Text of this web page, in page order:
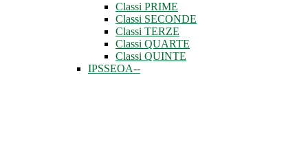
Classi PRIME
Classi SECONDE
Classi TERZE
Classi QUARTE
Classi QUINTE
IPSSEOA--